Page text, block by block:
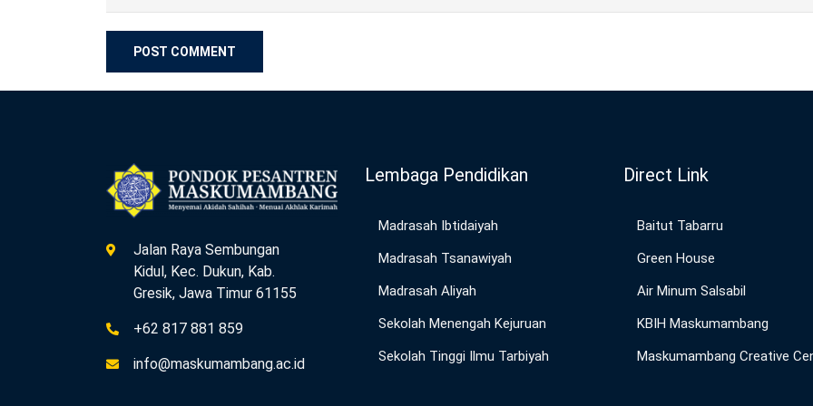
Jalan Raya Sembungan
Kidul, Kec. Dukun, Kab.
Gresik, Jawa Timur 61155
+62 817 881 859
info@maskumambang.ac.id
Lembaga Pendidikan
Madrasah Ibtidaiyah
Madrasah Tsanawiyah
Madrasah Aliyah
Sekolah Menengah Kejuruan
Sekolah Tinggi Ilmu Tarbiyah
Direct Link
Baitut Tabarru
Green House
Air Minum Salsabil
KBIH Maskumambang
Maskumambang Creative